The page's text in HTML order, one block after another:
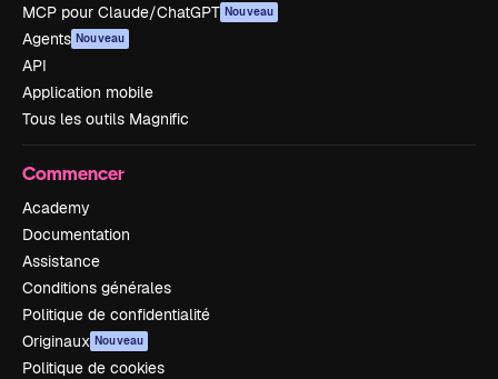
MCP pour Claude/ChatGPT Nouveau
Agents Nouveau
API
Application mobile
Tous les outils Magnific
Commencer
Academy
Documentation
Assistance
Conditions générales
Politique de confidentialité
Originaux Nouveau
Politique de cookies